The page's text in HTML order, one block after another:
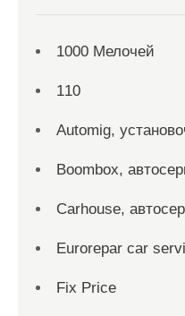
1000 Мелочей
110
Automig,
Boombox,
Carhouse,
Eurorepar car
Fix Price